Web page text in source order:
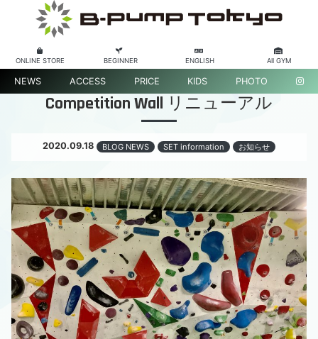
ONLINE STORE BEGINNER ENGLISH All GYM
NEWS ACCESS PRICE KIDS PHOTO
Competition Wall リニューアル
2020.09.18 BLOG NEWS SET information お知らせ